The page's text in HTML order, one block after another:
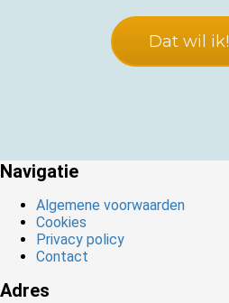
Dat wil ik!
Navigatie
Algemene voorwaarden
Cookies
Privacy policy
Contact
Adres